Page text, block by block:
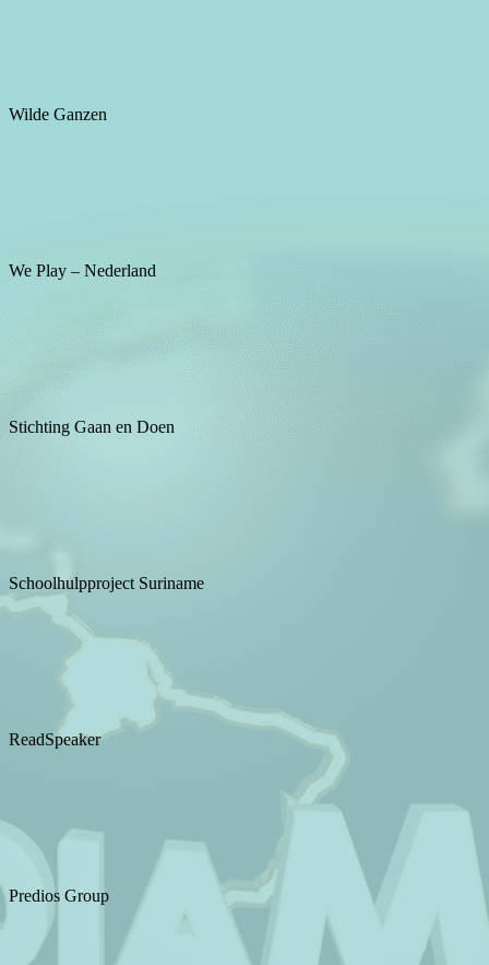
Wilde Ganzen
We Play – Nederland
Stichting Gaan en Doen
Schoolhulpproject Suriname
ReadSpeaker
Predios Group